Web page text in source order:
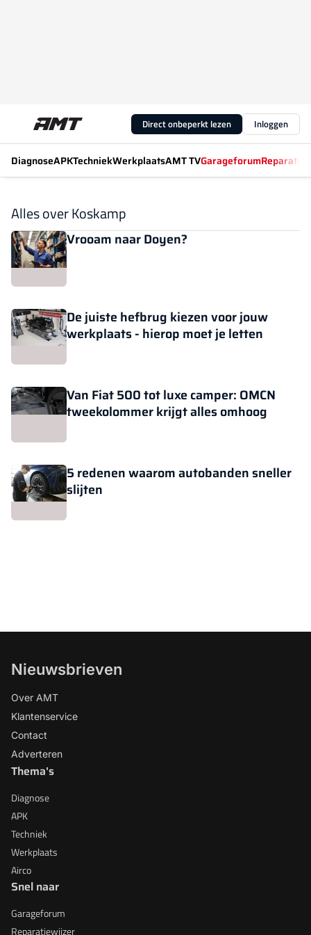
Direct onbeperkt lezen Inloggen
DiagnoseAPKTechniekWerkplaatsAMT TVGarageforum
Alles over Koskamp
Vrooam naar Doyen?
De juiste hefbrug kiezen voor jouw
werkplaats - hierop moet je letten
Van Fiat 500 tot luxe camper: OMCN
tweekolommer krijgt alles omhoog
5 redenen waarom autobanden sneller
slijten
Nieuwsbrieven
Over AMT
Klantenservice
Contact
Adverteren
Thema's
Diagnose
APK
Techniek
Werkplaats
Airco
Snel naar
Garageforum
Reparatiewijzer